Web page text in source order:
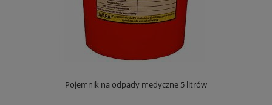
Pojemnik na odpady medyczne 5 litrów